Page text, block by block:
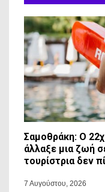
Σαμοθράκη: Ο
άλλαξε μια ζωή
τουρίστρια δεν
7 Αυγούστου, 2026